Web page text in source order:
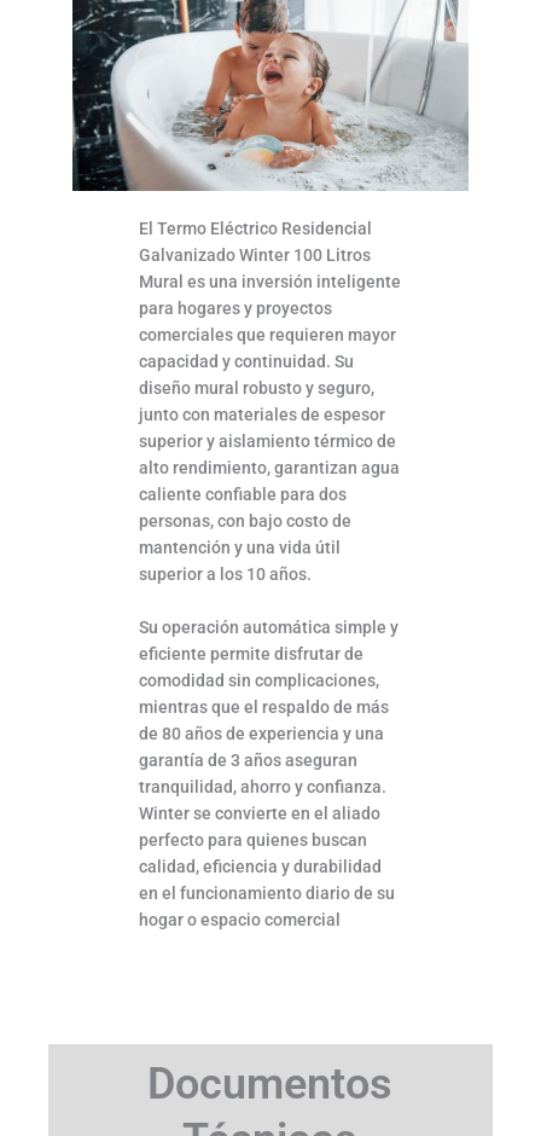
El Termo Eléctrico Residencial
Galvanizado Winter 100 Litros
Mural es una inversión inteligente
para hogares y proyectos
comerciales que requieren mayor
capacidad y continuidad. Su
diseño mural robusto y seguro,
junto con materiales de espesor
superior y aislamiento térmico de
alto rendimiento, garantizan agua
caliente confiable para dos
personas, con bajo costo de
mantención y una vida útil
superior a los 10 años.
Su operación automática simple y
eficiente permite disfrutar de
comodidad sin complicaciones,
mientras que el respaldo de más
de 80 años de experiencia y una
garantía de 3 años aseguran
tranquilidad, ahorro y confianza.
Winter se convierte en el aliado
perfecto para quienes buscan
calidad, eficiencia y durabilidad
en el funcionamiento diario de su
hogar o espacio comercial
Documentos